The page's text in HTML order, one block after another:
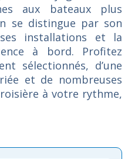
aux bateaux plus
se distingue par son
installations et la
à bord. Profitez
sélectionnés, d’une
et de nombreuses
à votre rythme,